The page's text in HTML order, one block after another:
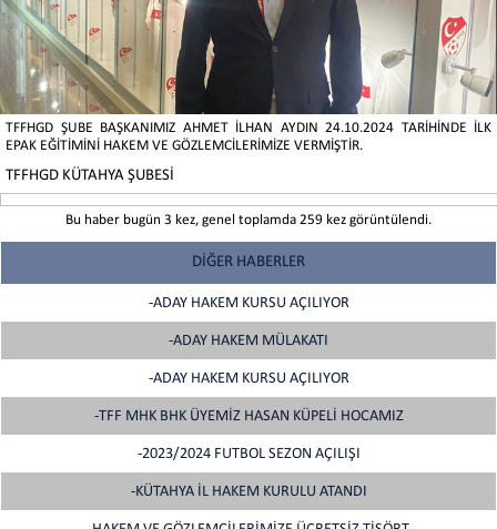
TFFHGD ŞUBE BAŞKANIMIZ AHMET İLHAN AYDIN 24.10.2024 TARİHİNDE İLK
EPAK EĞİTİMİNİ HAKEM VE GÖZLEMCİLERİMİZE VERMİŞTİR.
TFFHGD KÜTAHYA ŞUBESİ
Bu haber bugün 3 kez, genel toplamda 259 kez görüntülendi.
DİĞER HABERLER
-ADAY HAKEM KURSU AÇILIYOR
-ADAY HAKEM MÜLAKATI
-ADAY HAKEM KURSU AÇILIYOR
-TFF MHK BHK ÜYEMİZ HASAN KÜPELİ HOCAMIZ
-2023/2024 FUTBOL SEZON AÇILIŞI
-KÜTAHYA İL HAKEM KURULU ATANDI